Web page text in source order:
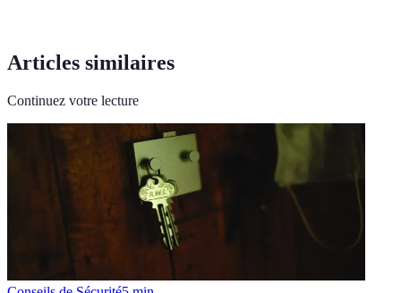
Articles similaires
Continuez votre lecture